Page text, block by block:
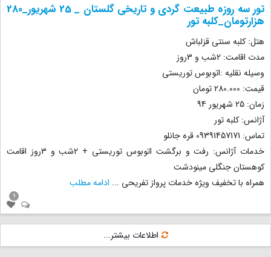
تور سه روزه طبیعت گردی و تاریخی گلستان _ 25 شهریور_280
هزارتومان_کلبه تور
هتل: کلبه سنتی قزلباش
مدت اقامت: 2شب و 3روز
وسیله نقلیه :اتوبوس توریستی
قیمت: 280.000 تومان
زمان: 25 شهریور 94
آژانس: کلبه تور
تماس: 09391457171 قره جانلو
خدمات آژانس: رفت و برگشت اتوبوس توریستی + 2شب و 3روز اقامت
کوهستان جنگلی مینودشت
همراه با تخفیف ویژه خدمات پرواز تفریحی ... ادامه مطلب
1
اطلاعات بیشتر...